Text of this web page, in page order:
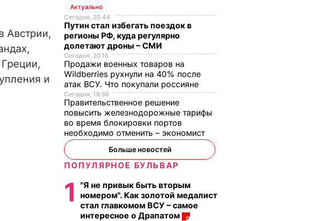
Австрии,
и
Актуально
Сегодня, 20.44
Путин стал избегать поездок в
регионы РФ, куда регулярно
долетают дроны – СМИ
Сегодня, 20.16
Продажи военных товаров на
Wildberries рухнули на 40% после
атак ВСУ. Что покупали россияне
Сегодня, 19.58
Правительственное решение
повысить железнодорожные тарифы
во время блокировки портов
необходимо отменить – экономист
Больше новостей
ПОПУЛЯРНОЕ БУЛЬВАР
1
"Я не привык быть вторым
номером". Как золотой медалист
стал главкомом ВСУ – самое
интересное о Драпатом